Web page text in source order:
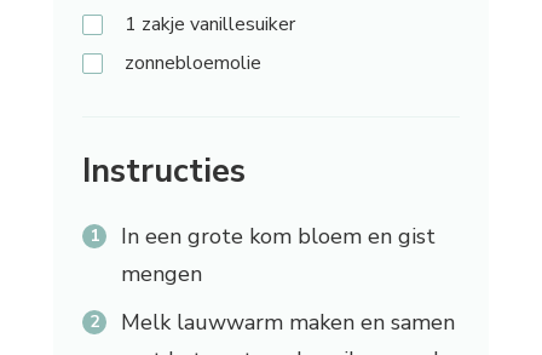
1 zakje vanillesuiker
zonnebloemolie
Instructies
In een grote kom bloem en gist
mengen
Melk lauwwarm maken en samen